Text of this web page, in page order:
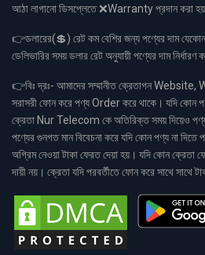
আঠা লাগানো ডিসপ্লেতে ❌Warranty প্রদান করা হয়
👉ডলারের(💲) রেট কম বেশির জন্য পণ্যের দাম
ডেলিভারির সময় ডলার রেট অনুযায়ী পণ্যের দাম নির্ধারণ
👉বিঃ দ্রঃ- আমাদের সম্মানীত ক্রেতাগন
সরাসরী ফোন করে পণ্য Order করে থাকে। যদি কোন
ক্রেতা Nur Telecom কে অতিরিক্ত সময় দিয়েও
পণ্যের গুনগত মান বিবেচনা করে যদি কোন পণ্য না দিতে
অগ্রিম নেওয়া টাকা ফেরত দেয়া হয়। যদি কোন
দায়ী নয়। ক্রেতা যদি পরবর্তীতে ফোন করে সাথে সাথে